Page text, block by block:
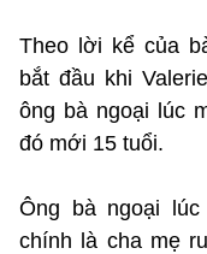
Theo lời kể của
bắt đầu khi
ông bà ngoại lúc
đó mới 15 tuổi.
Ông bà ngoại
chính là cha mẹ